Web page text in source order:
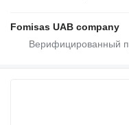
Fomisas UAB company